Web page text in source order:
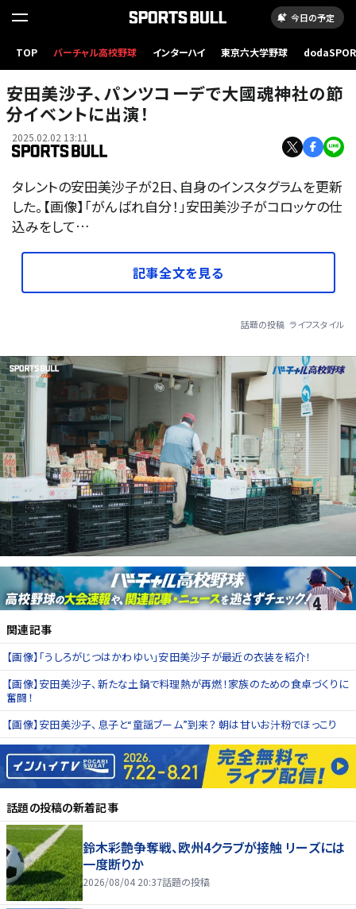
今日の予定
TOP バーチャル高校野球 インターハイ 東京六大学野球
安田美沙子、パンツコーデで大國魂神社の節
分イベントに出演！
2025.02.02 13:11
タレントの安田美沙子が2日、自身のインスタグラムを更新
した。【画像】「がんばれ自分！」安田美沙子がコロッケの仕
込みをして…
記事全文を見る
話題の投稿 ライフスタイル
関連記事
【画像】「うしろがじつはかわゆい」安田美沙子が最近の衣装を紹介！
【画像】安田美沙子、新たな土鍋で料理熱が再燃！家族のための食卓づくりに
奮闘！
【画像】安田美沙子、息子と“童謡ブーム”到来？ 朝は甘いお汁粉でほっこり
話題の投稿の新着記事
鈴木彩艶争奪戦、欧州4クラブが接触 リーズには
一度断りか
2026/08/04 20:37話題の投稿